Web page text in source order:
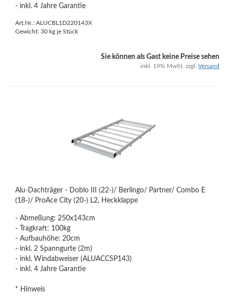
- inkl. 4 Jahre Garantie
Art.Nr.: ALUCBL1D220143X
Gewicht: 30 kg je Stück
Sie können als Gast keine Preise sehen
inkl. 19% MwSt. zzgl. Versand
Alu-Dachträger - Doblo III (22-)/ Berlingo/ Partner/ Combo E
(18-)/ ProAce City (20-) L2, Heckklappe
- Abmeßung: 250x143cm
- Tragkraft: 100kg
- Aufbauhöhe: 20cm
- inkl. 2 Spanngurte (2m)
- inkl. Windabweiser (ALUACCSP143)
- inkl. 4 Jahre Garantie
* Hinweis